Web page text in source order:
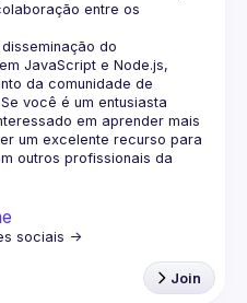
entre os
do
JavaScript e Node.js,
da comunidade de
você é um entusiasta
em aprender mais
um excelente recurso para
outros profissionais da
Join